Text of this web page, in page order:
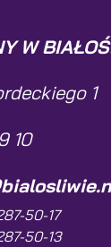
W
1
10
50-17
50-13